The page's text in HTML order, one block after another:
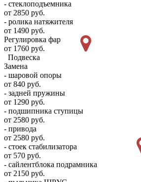
- стеклоподъемника
от 2850 руб.
- ролика натяжителя
от 1490 руб.
Регулировка фар
от 1760 руб.
Подвеска
Замена
- шаровой опоры
от 840 руб.
- задней пружины
от 1290 руб.
- подшипника ступицы
от 2580 руб.
- привода
от 2580 руб.
- стоек стабилизатора
от 570 руб.
- сайлентблока подрамника
от 2150 руб.